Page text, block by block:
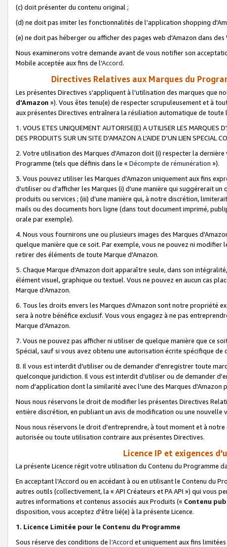
(c) doit présenter du contenu original ;
(d) ne doit pas imiter les fonctionnalités de l'application shopping
(e) ne doit pas héberger ou afficher des pages web d'Amazon dans
Nous examinerons votre demande avant de vous notifier son
Mobile acceptée aux fins de l'Accord.
Directives Relatives aux Marques du
Les présentes Directives s'appliquent à l'utilisation des marques que
d'Amazon »). Vous êtes tenu(e) de respecter scrupuleusement et à
aux présentes Directives entraînera la résiliation automatique de
1. VOUS ETES UNIQUEMENT AUTORISE(E) A UTILISER LES MARQUES
DES PRODUITS SUR UN SITE D'AMAZON A L'AIDE D'UN LIEN SPECIAL
2. Votre utilisation des Marques d'Amazon doit (i) respecter la
Programme (tels que définis dans le « Décompte de rémunération »).
3. Vous pouvez utiliser les Marques d'Amazon uniquement aux fins
d'utiliser ou d'afficher les Marques (i) d’une manière qui suggérerait
produits ou services ; (iii) d’une manière qui, à notre discrétion,
mails ou des documents hors ligne (dans tout document imprimé,
orale par exemple).
4. Nous vous fournirons une ou plusieurs images des Marques
quelque manière que ce soit. Par exemple, vous ne pouvez ni
retirer des éléments de toute Marque d'Amazon.
5. Chaque Marque d'Amazon doit apparaître seule, dans son
élément visuel, graphique ou textuel. Vous ne pouvez en aucun cas
Marque d'Amazon.
6. Tous les droits envers les Marques d'Amazon sont notre propriété
sera à notre bénéfice exclusif. Vous vous engagez à ne pas
Marque d'Amazon.
7. Vous ne pouvez pas afficher ni utiliser de quelque manière que ce
Spécial, sauf si vous avez obtenu une autorisation écrite spécifique de
8. Il vous est interdit d'utiliser ou de demander d'enregistrer toute
quelconque juridiction. Il vous est interdit d'utiliser ou de demander
nom d'application dont la similarité avec l'une des Marques
Nous nous réservons le droit de modifier les présentes Directives
entière discrétion, en publiant un avis de modification ou une nouvelle
Nous nous réservons le droit d'entreprendre, à tout moment et à
autorisée ou toute utilisation contraire aux présentes Directives.
Licence IP et exigences
La présente Licence régit votre utilisation du Contenu du Programme
En acceptant l'Accord ou en accédant à ou en utilisant le Contenu du
autres outils (collectivement, la « API Créateurs et PA API ») qui vous
autres informations et contenus associés aux Produits (« Contenu
disposition, vous acceptez d'être lié(e) à la présente Licence.
1. Licence Limitée pour le Contenu du Programme
Sous réserve des conditions de l'Accord et uniquement aux fins